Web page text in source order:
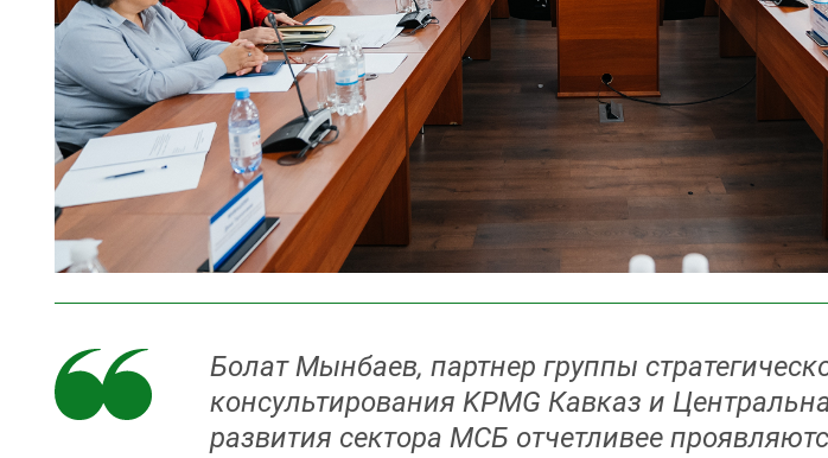
Болат Мынбаев, партнер группы
консультирования KPMG Кавказ и
развития сектора МСБ отчетливее